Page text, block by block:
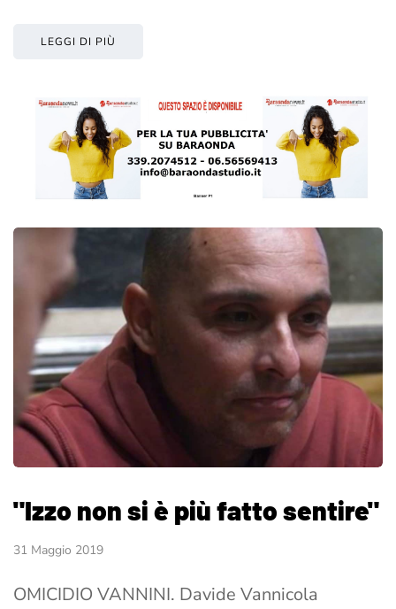
LEGGI DI PIÙ
"Izzo non si è più fatto sentire"
31 Maggio 2019
OMICIDIO VANNINI. Davide Vannicola